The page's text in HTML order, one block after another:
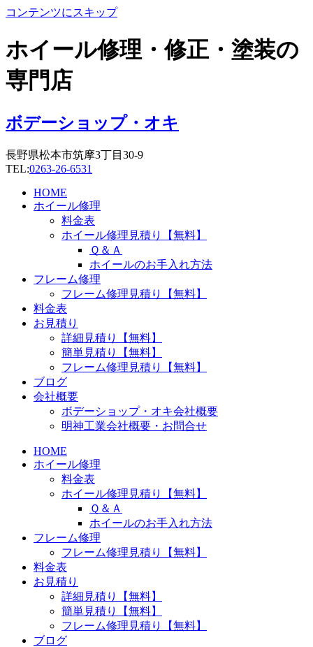
コンテンツにスキップ
ホイール修理・修正・塗装の
専門店
ボデーショップ・オキ
長野県松本市筑摩3丁目30-9
TEL:0263-26-6531
HOME
ホイール修理
料金表
ホイール修理見積り【無料】
Ｑ＆Ａ
ホイールのお手入れ方法
フレーム修理
フレーム修理見積り【無料】
料金表
お見積り
詳細見積り【無料】
簡単見積り【無料】
フレーム修理見積り【無料】
ブログ
会社概要
ボデーショップ・オキ会社概要
明神工業会社概要・お問合せ
HOME
ホイール修理
料金表
ホイール修理見積り【無料】
Ｑ＆Ａ
ホイールのお手入れ方法
フレーム修理
フレーム修理見積り【無料】
料金表
お見積り
詳細見積り【無料】
簡単見積り【無料】
フレーム修理見積り【無料】
ブログ